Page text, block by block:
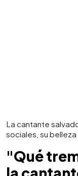
La cantante
sociales, su
"Qué
la